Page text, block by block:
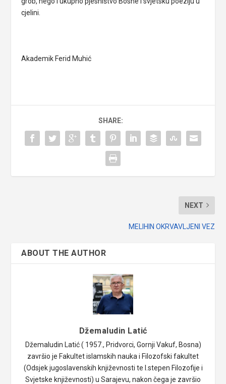
cjelini.
Akademik Ferid Muhić
SHARE:
NEXT
MELIHIN OKRVAVLJENI VEZ
ABOUT THE AUTHOR
Džemaludin Latić
Džemaludin Latić ( 1957., Pridvorci, Gornji Vakuf, Bosna)
završio je Fakultet islamskih nauka i Filozofski fakultet
(Odsjek jugoslavenskih književnosti te I.stepen Filozofije i
Svjetske književnosti) u Sarajevu, nakon čega je završio